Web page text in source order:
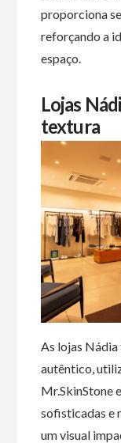
proporciona
reforçando a
espaço.
Lojas
textura
As lojas
autêntico,
Mr.SkinStone
sofisticadas e
um visual